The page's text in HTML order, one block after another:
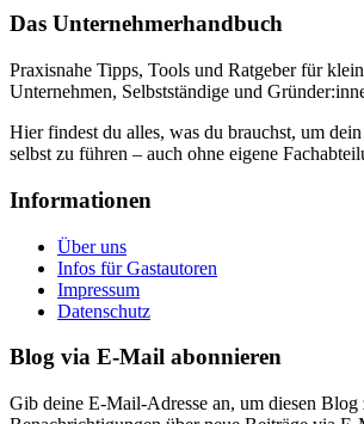
Das Unternehmerhandbuch
Praxisnahe Tipps, Tools und Ratgeber für
Unternehmen, Selbstständige und
Hier findest du alles, was du brauchst, um
selbst zu führen – auch ohne eigene
Informationen
Über uns
Infos für Gastautoren
Impressum
Datenschutz
Blog via E-Mail abonnieren
Gib deine E-Mail-Adresse an, um diesen Blog